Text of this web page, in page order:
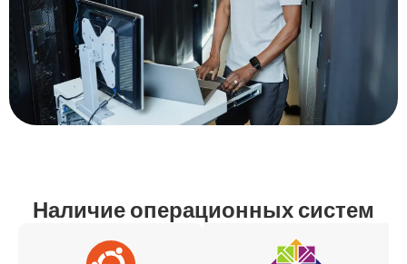
Наличие операционных систем